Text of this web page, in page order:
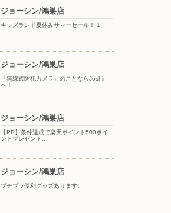
ジョーシン/鴻巣店
キッズランド夏休みサマーセール！ 1
ジョーシン/鴻巣店
「無線式防犯カメラ」のことならJoshin
へ！
ジョーシン/鴻巣店
【PR】条件達成で楽天ポイント500ポイ
ントプレゼント…
ジョーシン/鴻巣店
プチプラ便利グッズあります。